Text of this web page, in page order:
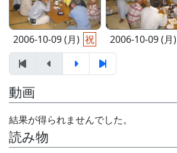
2006-10-09 (月) 祝 2006-10-09 (月)
動画
結果が得られませんでした。
読み物